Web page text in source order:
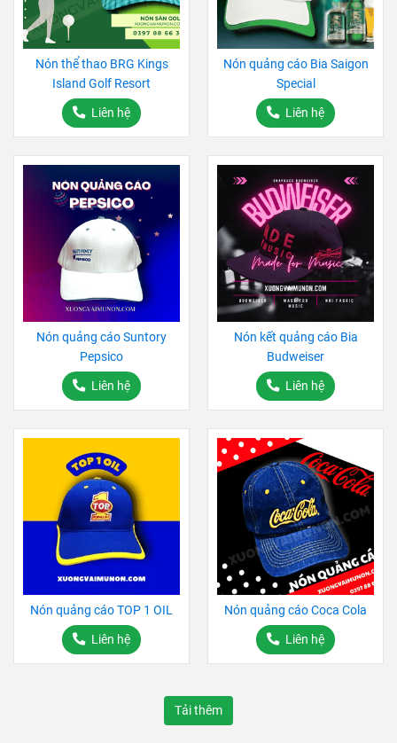
Nón thể thao BRG Kings
Island Golf Resort
Liên hệ
Nón quảng cáo Bia Saigon
Special
Liên hệ
Nón quảng cáo Suntory
Pepsico
Liên hệ
Nón kết quảng cáo Bia
Budweiser
Liên hệ
Nón quảng cáo TOP 1 OIL
Liên hệ
Nón quảng cáo Coca Cola
Liên hệ
Tải thêm